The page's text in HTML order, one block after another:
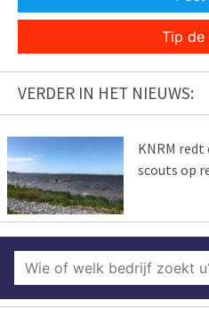
Tip de
VERDER IN HET NIEUWS:
KNRM
scouts op